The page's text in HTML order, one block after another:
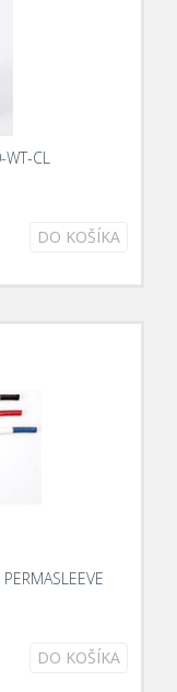
WT-CL
DO KOŠÍKA
DO KOŠÍKA